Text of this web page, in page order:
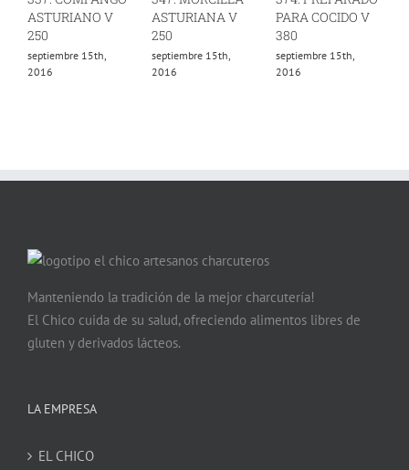
ASTURIANO V
250
septiembre 15th,
2016
ASTURIANA V
250
septiembre 15th,
2016
PARA COCIDO V
380
septiembre 15th,
2016
Manteniendo la tradición de la mejor charcutería!
El Chico cuida de su salud, ofreciendo alimentos libres de
gluten y derivados lácteos.
LA EMPRESA
EL CHICO